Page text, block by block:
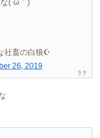
(´ω｀)
社畜の白狼☪
26, 2019